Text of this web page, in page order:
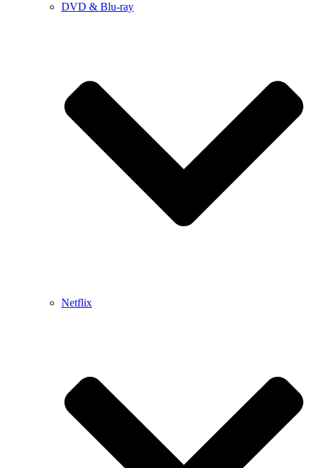
DVD & Blu-ray
Netflix